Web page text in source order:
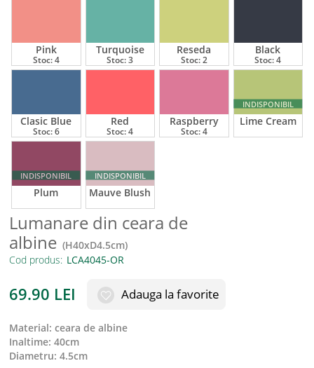
Pink
Stoc:4
Turquoise
Stoc:3
Reseda
Stoc:2
Black
Stoc:4
Clasic Blue
Stoc:6
Red
Stoc:4
Raspberry
Stoc:4
Lime Cream
INDISPONIBIL
Plum
INDISPONIBIL
Mauve Blush
INDISPONIBIL
Lumanare din ceara de
albine (H40xD4.5cm)
Cod produs:
69.90 LEI Adauga la favorite
material: ceara de albine
inaltime: 40cm
diametru: 4.5cm